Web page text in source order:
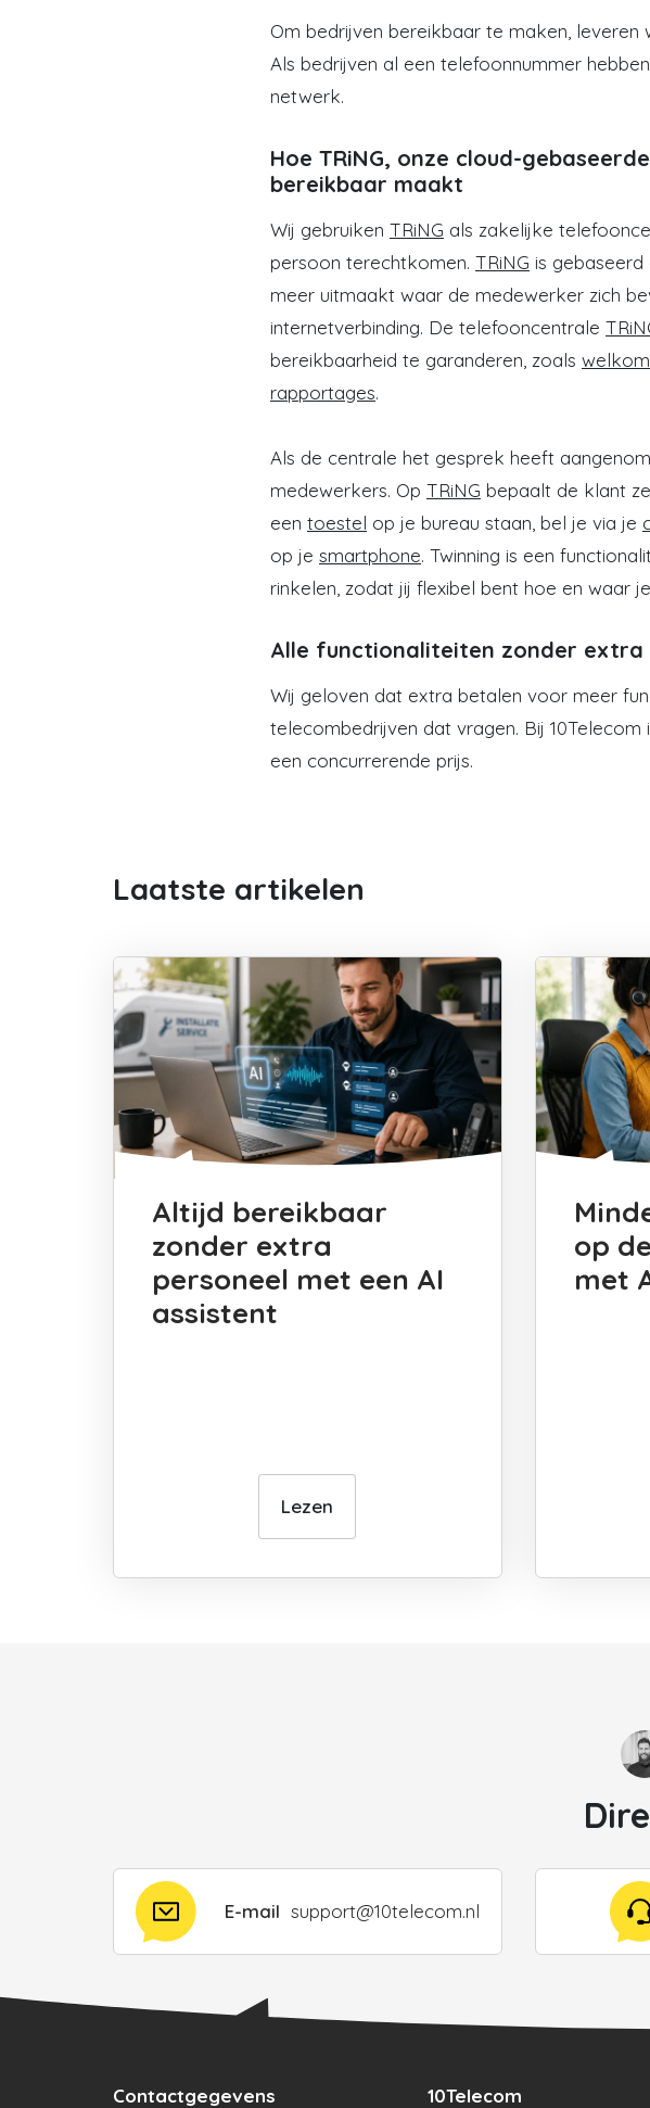
Om bedrijven bereikbaar te maken, leveren
Als bedrijven al een telefoonnummer
netwerk.
Hoe TRiNG, onze cloud-
bereikbaar maakt
Wij gebruiken TRiNG als zakelijke
persoon terechtkomen. TRiNG is
meer uitmaakt waar de medewerker zich
internetverbinding. De telefooncentrale
bereikbaarheid te garanderen, zoals
rapportages.
Als de centrale het gesprek heeft
medewerkers. Op TRiNG bepaalt de klant
een toestel op je bureau staan, bel je via je
op je smartphone. Twinning is een
rinkelen, zodat jij flexibel bent hoe en waar
Alle functionaliteiten zonder extra
Wij geloven dat extra betalen voor meer
telecombedrijven dat vragen. Bij
een concurrerende prijs.
Laatste artikelen
Altijd bereikbaar
zonder extra
personeel met een AI
assistent
Lezen
op
met
E-mail support@10telecom.nl
Contactgegevens 10Telecom